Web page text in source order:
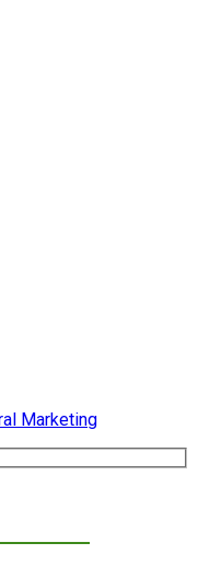
Marketing